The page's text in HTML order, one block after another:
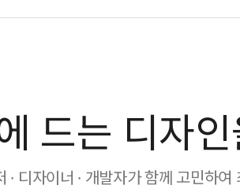
드는 디자
· 디자이너 · 개발자가 함께 고민하